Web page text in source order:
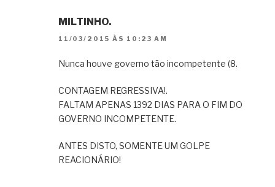
MILTINHO.
11/03/2015 ÀS 10:23 AM
Nunca houve governo tão incompetente (8.
CONTAGEM REGRESSIVA!.
FALTAM APENAS 1392 DIAS PARA O FIM DO
GOVERNO INCOMPETENTE.
ANTES DISTO, SOMENTE UM GOLPE
REACIONÁRIO!